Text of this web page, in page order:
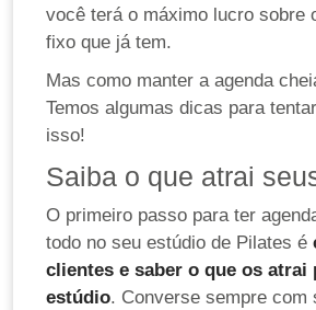
você terá o máximo lucro sobre
fixo que já tem.
Mas como manter a agenda
Temos algumas dicas para
isso!
Saiba o que atrai
O primeiro passo para ter
todo no seu estúdio de Pilates é
clientes e saber o que os atrai
estúdio. Converse sempre com